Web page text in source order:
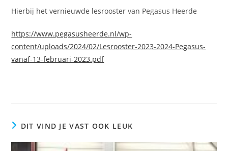
Hierbij het vernieuwde lesrooster van Pegasus Heerde
https://www.pegasusheerde.nl/wp-
content/uploads/2024/02/Lesrooster-2023-2024-Pegasus-
vanaf-13-februari-2023.pdf
DIT VIND JE VAST OOK LEUK